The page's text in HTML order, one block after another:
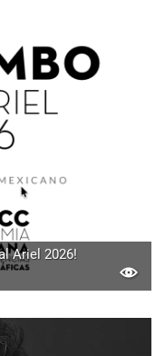
Ariel 2026!